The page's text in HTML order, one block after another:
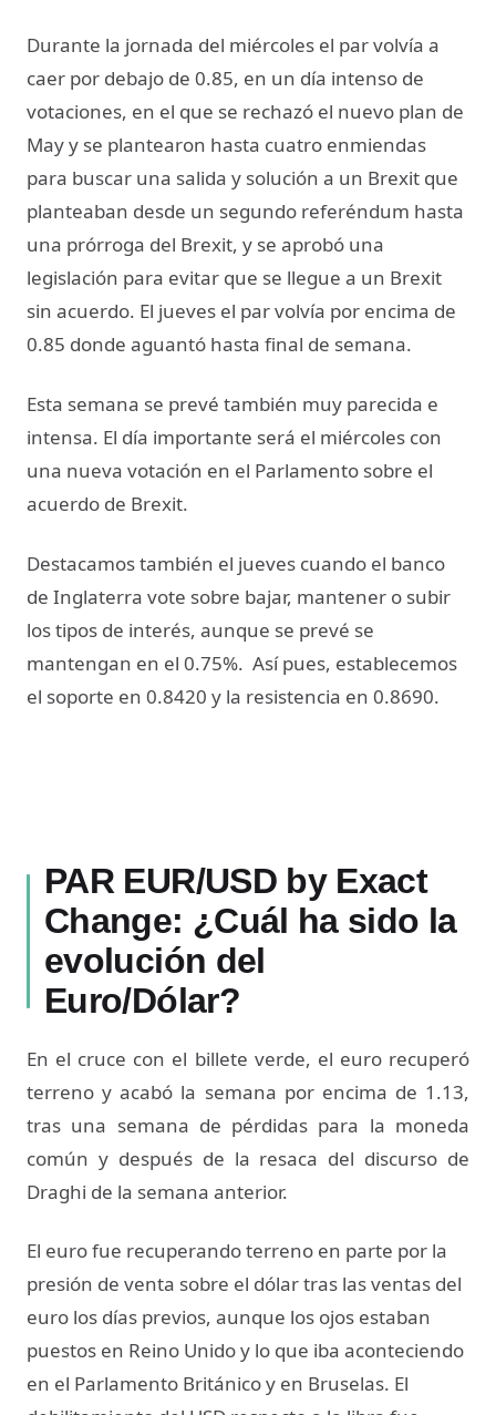
Durante la jornada del miércoles el par volvía a
caer por debajo de 0.85, en un día intenso de
votaciones, en el que se rechazó el nuevo plan de
May y se plantearon hasta cuatro enmiendas
para buscar una salida y solución a un Brexit que
planteaban desde un segundo referéndum hasta
una prórroga del Brexit, y se aprobó una
legislación para evitar que se llegue a un Brexit
sin acuerdo. El jueves el par volvía por encima de
0.85 donde aguantó hasta final de semana.
Esta semana se prevé también muy parecida e
intensa. El día importante será el miércoles con
una nueva votación en el Parlamento sobre el
acuerdo de Brexit.
Destacamos también el jueves cuando el banco
de Inglaterra vote sobre bajar, mantener o subir
los tipos de interés, aunque se prevé se
mantengan en el 0.75%. Así pues, establecemos
el soporte en 0.8420 y la resistencia en 0.8690.
PAR EUR/USD by Exact
Change: ¿Cuál ha sido la
evolución del
Euro/Dólar?
En el cruce con el billete verde, el euro recuperó
terreno y acabó la semana por encima de 1.13,
tras una semana de pérdidas para la moneda
común y después de la resaca del discurso de
Draghi de la semana anterior.
El euro fue recuperando terreno en parte por la
presión de venta sobre el dólar tras las ventas del
euro los días previos, aunque los ojos estaban
puestos en Reino Unido y lo que iba aconteciendo
en el Parlamento Británico y en Bruselas. El